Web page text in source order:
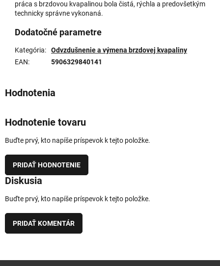
práca s brzdovou kvapalinou bola čistá, rýchla a predovšetkým
technicky správne vykonaná.
Dodatočné parametre
Kategória:
Odvzdušnenie a výmena brzdovej kvapaliny
EAN: 5906329840141
Hodnotenie tovaru
Buďte prvý, kto napíše príspevok k tejto položke.
PRIDAŤ HODNOTENIE
Diskusia
Buďte prvý, kto napíše príspevok k tejto položke.
PRIDAŤ KOMENTÁR